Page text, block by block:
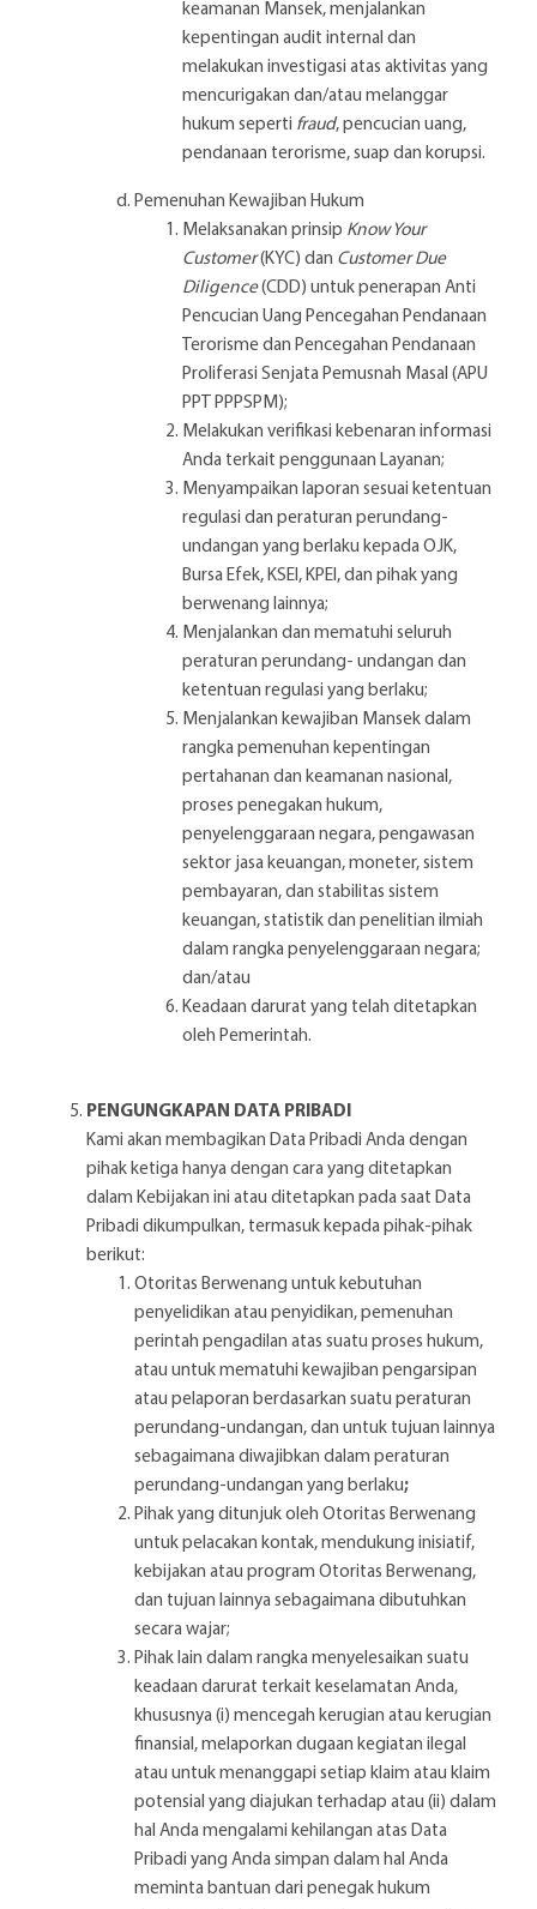
keamanan Mansek, menjalankan
kepentingan audit internal dan
melakukan investigasi atas aktivitas yang
mencurigakan dan/atau melanggar
hukum seperti fraud, pencucian uang,
pendanaan terorisme, suap dan korupsi.
Pemenuhan Kewajiban Hukum
Melaksanakan prinsip Know Your
Customer(KYC) dan Customer Due
Diligence(CDD) untuk penerapan Anti
Pencucian Uang Pencegahan Pendanaan
Terorisme dan Pencegahan Pendanaan
Proliferasi Senjata Pemusnah Masal (APU
PPT PPPSPM);
Melakukan verifikasi kebenaran informasi
Anda terkait penggunaan Layanan;
Menyampaikan laporan sesuai ketentuan
regulasi dan peraturan perundang-
undangan yang berlaku kepada OJK,
Bursa Efek, KSEI, KPEI, dan pihak yang
berwenang lainnya;
Menjalankan dan mematuhi seluruh
peraturan perundang- undangan dan
ketentuan regulasi yang berlaku;
Menjalankan kewajiban Mansek dalam
rangka pemenuhan kepentingan
pertahanan dan keamanan nasional,
proses penegakan hukum,
penyelenggaraan negara, pengawasan
sektor jasa keuangan, moneter, sistem
pembayaran, dan stabilitas sistem
keuangan, statistik dan penelitian ilmiah
dalam rangka penyelenggaraan negara;
dan/atau
Keadaan darurat yang telah ditetapkan
oleh Pemerintah.
PENGUNGKAPAN DATA PRIBADI
Kami akan membagikan Data Pribadi Anda dengan
pihak ketiga hanya dengan cara yang ditetapkan
dalam Kebijakan ini atau ditetapkan pada saat Data
Pribadi dikumpulkan, termasuk kepada pihak-pihak
berikut:
Otoritas Berwenang untuk kebutuhan
penyelidikan atau penyidikan, pemenuhan
perintah pengadilan atas suatu proses hukum,
atau untuk mematuhi kewajiban pengarsipan
atau pelaporan berdasarkan suatu peraturan
perundang-undangan, dan untuk tujuan lainnya
sebagaimana diwajibkan dalam peraturan
perundang-undangan yang berlaku;
Pihak yang ditunjuk oleh Otoritas Berwenang
untuk pelacakan kontak, mendukung inisiatif,
kebijakan atau program Otoritas Berwenang,
dan tujuan lainnya sebagaimana dibutuhkan
secara wajar;
Pihak lain dalam rangka menyelesaikan suatu
keadaan darurat terkait keselamatan Anda,
khususnya (i) mencegah kerugian atau kerugian
finansial, melaporkan dugaan kegiatan ilegal
atau untuk menanggapi setiap klaim atau klaim
potensial yang diajukan terhadap atau (ii) dalam
hal Anda mengalami kehilangan atas Data
Pribadi yang Anda simpan dalam hal Anda
meminta bantuan dari penegak hukum